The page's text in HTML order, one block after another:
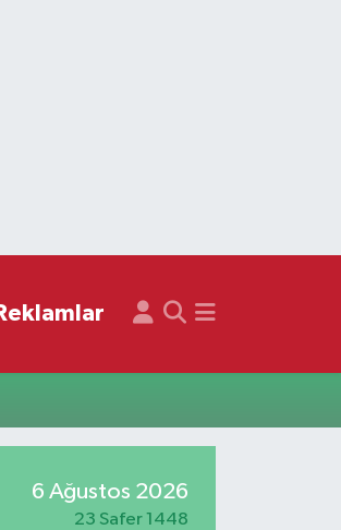
6 Ağustos 2026
23 Safer 1448